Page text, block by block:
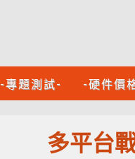
-專題測試- -硬件價
多平台